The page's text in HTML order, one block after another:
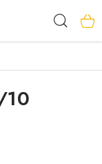
10